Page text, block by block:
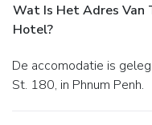
Wat Is Het Adres Van
Hotel?
De accomodatie is gelegen op #37, Corner Of St 63 And
St. 180, in Phnum Penh.